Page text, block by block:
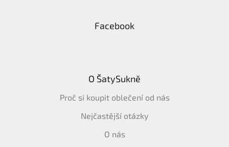
Facebook
O ŠatySukně
Proč si koupit oblečení od nás
Nejčastější otázky
O nás